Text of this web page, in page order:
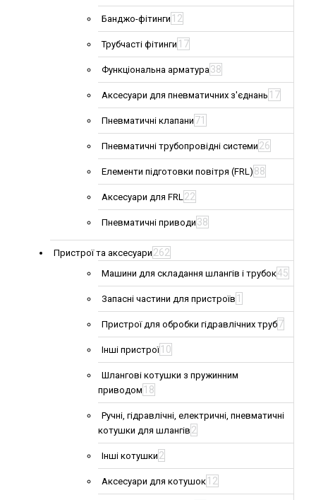
Банджо-фітинги 12
Трубчасті фітинги 17
Функціональна арматура38
Аксесуари для пневматичних з'єднань 17
Пневматичні клапани 71
Пневматичні трубопровідні системи 26
Елементи підготовки повітря (FRL) 88
Аксесуари для FRL22
Пневматичні приводи 38
Пристрої та аксесуари 262
Машини для складання шлангів і трубок45
Запасні частини для пристроїв 1
Пристрої для обробки гідравлічних труб7
Інші пристрої 10
Шлангові котушки з пружинним
приводом 18
Ручні, гідравлічні, електричні, пневматичні
котушки для шлангів 2
Інші котушки 2
Аксесуари для котушок 12